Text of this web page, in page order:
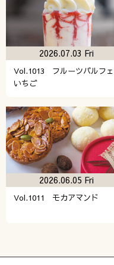
Vol.1013 フルーツパルフェ
いちご
2026.07.03 Fri
Vol.1011 モカアマンド
2026.06.05 Fri